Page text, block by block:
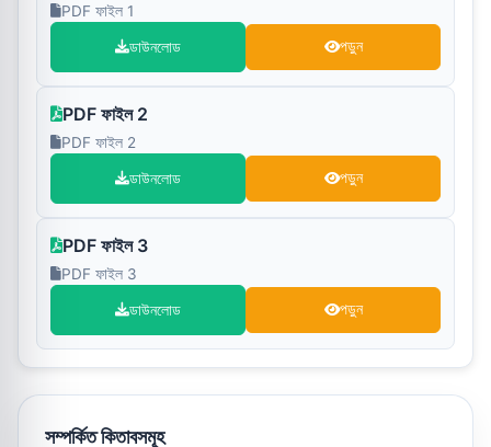
PDF ফাইল 1
ডাউনলোড পড়ুন
PDF ফাইল 2
PDF ফাইল 2
ডাউনলোড পড়ুন
PDF ফাইল 3
PDF ফাইল 3
ডাউনলোড পড়ুন
সম্পর্কিত কিতাবসমূহ